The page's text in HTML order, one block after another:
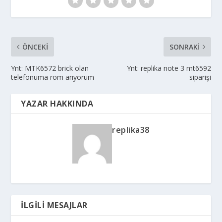
ÖNCEKI
Ynt: MTK6572 brick olan
telefonuma rom arıyorum
SONRAKI
Ynt: replika note 3 mt6592
siparişi
YAZAR HAKKINDA
replika38
İLGILI MESAJLAR